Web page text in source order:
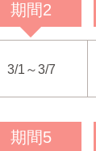
期間2
3/1～3/7
期間5